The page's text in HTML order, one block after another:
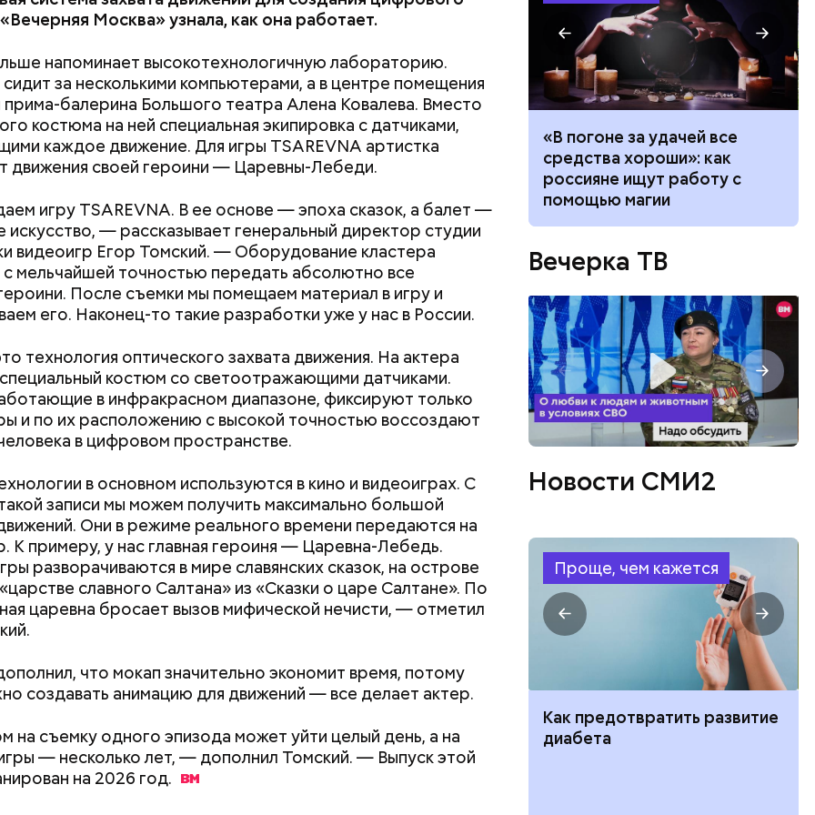
Москва» узнала, как она работает.
напоминает высокотехнологичную лабораторию.
за несколькими компьютерами, а в центре помещения
прима-балерина Большого театра Алена Ковалева. Вместо
костюма на ней специальная экипировка с датчиками,
каждое движение. Для игры TSAREVNA артистка
движения своей героини — Царевны-Лебеди.
игру TSAREVNA. В ее основе — эпоха сказок, а балет —
искусство, — рассказывает генеральный директор студии
видеоигр Егор Томский. — Оборудование кластера
с мельчайшей точностью передать абсолютно все
После съемки мы помещаем материал в игру и
его. Наконец-то такие разработки уже у нас в России.
технология оптического захвата движения. На актера
костюм со светоотражающими датчиками.
в инфракрасном диапазоне, фиксируют только
и по их расположению с высокой точностью воссоздают
в цифровом пространстве.
в основном используются в кино и видеоиграх. С
записи мы можем получить максимально большой
Они в режиме реального времени передаются на
К примеру, у нас главная героиня — Царевна-Лебедь.
разворачиваются в мире славянских сказок, на острове
славного Салтана» из «Сказки о царе Салтане». По
царевна бросает вызов мифической нечисти, — отметил
что мокап значительно экономит время, потому
создавать анимацию для движений — все делает актер.
на съемку одного эпизода может уйти целый день, а на
— несколько лет, — дополнил Томский. — Выпуск этой
на 2026 год.
занимает от восьми до десяти минут. В час мы можем
около 125 штук, — рассказывает начальник цеха № 1
в шутку называют большой шкаф, в котором хранится
Специалист на сенсорном экране устанавливает
камеры хранения материала. Причем для каждой камеры
свою температуру. Пара нажатий, и в нужное время
материал с необходимой температурой. Начальник
к «холодильнику» и через маленькое окошко достает
музыкальными фестивалями прошлого можно назвать
которые были очень популярны в Москве вплоть до
Чаще всего они проходили в важные дни церковного
увеселительные сады. Это были благоустроенные
с летними театрами, ресторанами и оркестрами, где
Москвы могли наслаждаться музыкой самых
А в 1907 году певица Мария Дейша-Сионицкая
«Музыкальные выставки», где москвичи могли
с малоизвестными произведениями русских и
композиторов. Вход на них был свободным.
Вода за 10 тысяч: поможет ли
японский напиток сбросить
лишний вес
Людей разбросало по
проезжей части: как
легковушка сбила толпу
пешеходов в Омске
«В погоне за удачей все
средства хороши»: как
россияне ищут работу с
помощью магии
Вечерка ТВ
Новости СМИ2
Проще, чем кажется
рублей от государства при
трудной ситуации: кто может
претендовать и какие нужны
реновации в Москве: где
искать информацию и сроки
Как предотвратить развитие
диабета